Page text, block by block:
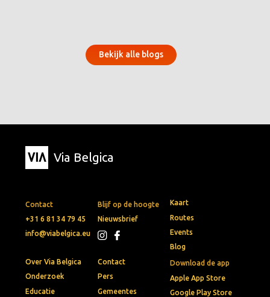
Bekijk alle blogs
Via Belgica
Contact
+31 6 81 34 79 45
info@viabelgica.eu
Blijf op de hoogte
Nieuwsbrief
Download de app
Apple App Store
Google Play Store
Kaart
Routes
Events
Blog
Over Via Belgica
Onderzoek
Educatie
Contact
Pers
Gemeentes